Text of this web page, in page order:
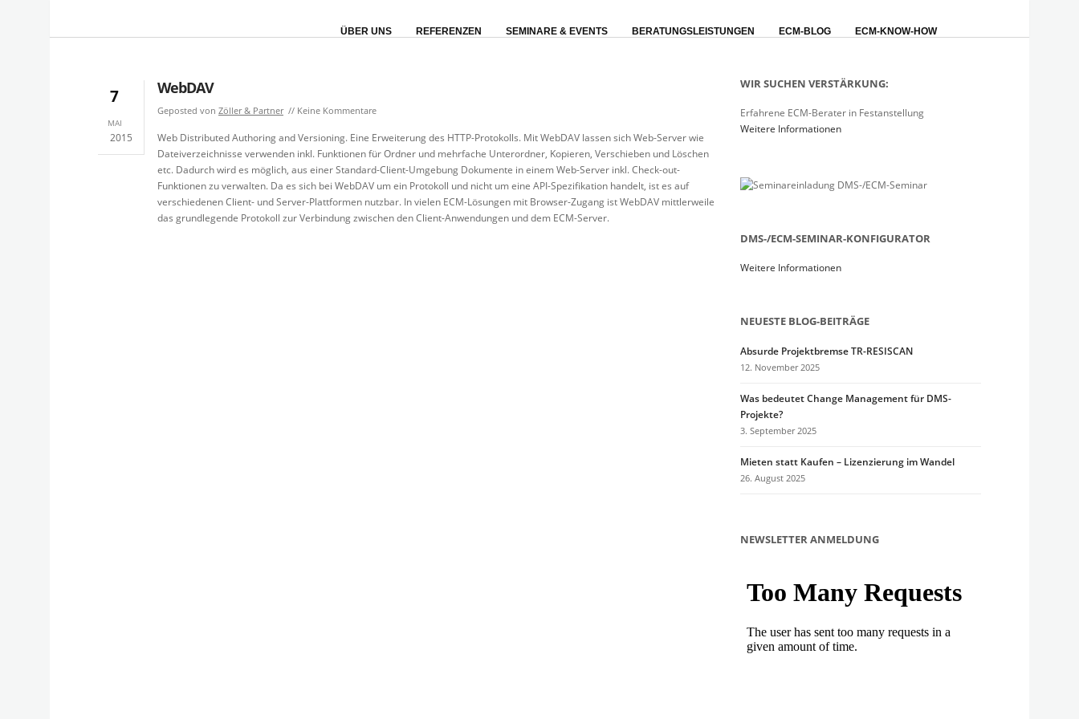
ÜBER UNS REFERENZEN SEMINARE & EVENTS BERATUNGSLEISTUNGEN ECM-BLOG ECM-KNOW-HOW
7
MAI
2015
WebDAV
Geposted von Zöller & Partner Keine Kommentare
Web Distributed Authoring and Versioning. Eine Erweiterung des HTTP-Protokolls. Mit WebDAV lassen sich Web-Server wie
Dateiverzeichnisse verwenden inkl. Funktionen für Ordner und mehrfache Unterordner, Kopieren, Verschieben und Löschen
etc. Dadurch wird es möglich, aus einer Standard-Client-Umgebung Dokumente in einem Web-Server inkl. Check-out-
Funktionen zu verwalten. Da es sich bei WebDAV um ein Protokoll und nicht um eine API-Spezifikation handelt, ist es auf
verschiedenen Client- und Server-Plattformen nutzbar. In vielen ECM-Lösungen mit Browser-Zugang ist WebDAV mittlerweile
das grundlegende Protokoll zur Verbindung zwischen den Client-Anwendungen und dem ECM-Server.
WIR SUCHEN VERSTÄRKUNG:
Erfahrene ECM-Berater in Festanstellung
Weitere Informationen
DMS-/ECM-SEMINAR-KONFIGURATOR
Weitere Informationen
NEUESTE BLOG-BEITRÄGE
Absurde Projektbremse TR-RESISCAN
12. November 2025
Was bedeutet Change Management für DMS-
Projekte?
3. September 2025
Mieten statt Kaufen – Lizenzierung im Wandel
26. August 2025
NEWSLETTER ANMELDUNG